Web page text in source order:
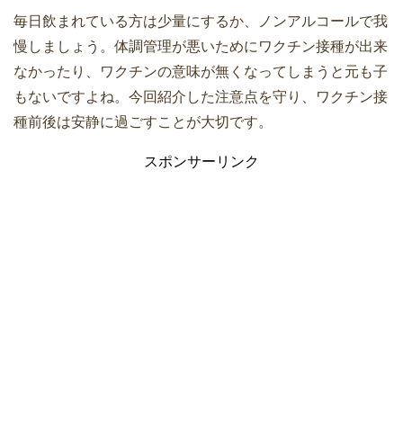
毎日飲まれている方は少量にするか、ノンアルコールで我
慢しましょう。体調管理が悪いためにワクチン接種が出来
なかったり、ワクチンの意味が無くなってしまうと元も子
もないですよね。今回紹介した注意点を守り、ワクチン接
種前後は安静に過ごすことが大切です。
スポンサーリンク